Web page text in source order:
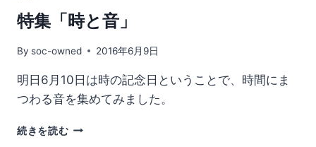
特集「時と音」
By soc-owned 2016年6月9日
明日6月10日は時の記念日ということで、時間にま
つわる音を集めてみました。
続きを読む特